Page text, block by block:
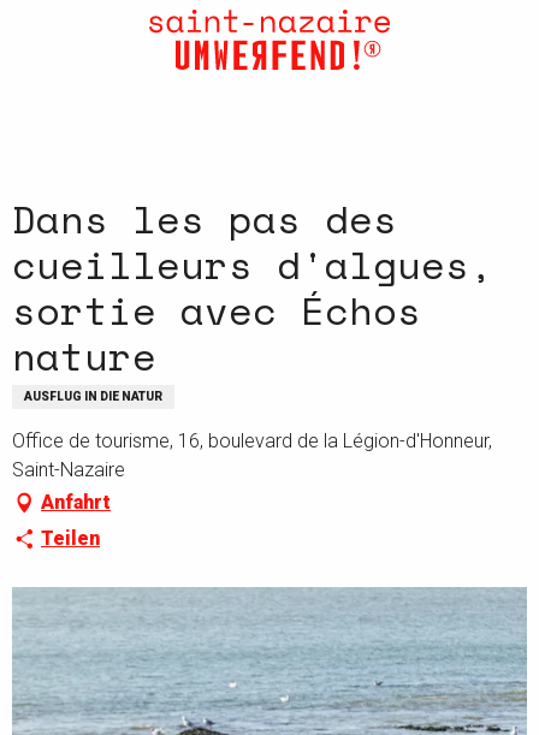
Dans les pas des
cueilleurs d'algues,
sortie avec Échos
nature
AUSFLUG IN DIE NATUR
Office de tourisme, 16, boulevard de la Légion-d'Honneur,
Saint-Nazaire
Anfahrt
Teilen